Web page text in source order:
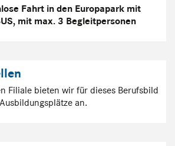
Fahrt in den Europapark mit
mit max. 3 Begleitpersonen
Filiale bieten wir für dieses Berufsbild
an.